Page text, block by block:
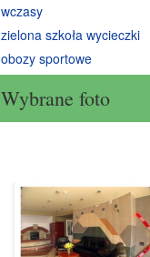
wczasy
zielona szkoła wycieczki
obozy sportowe
Wybrane foto